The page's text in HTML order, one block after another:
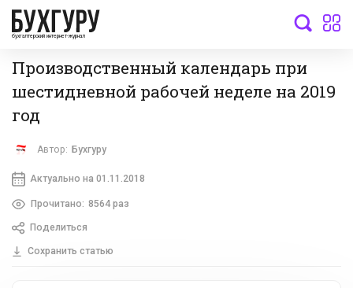
бухгалтерский интернет-журнал
Производственный календарь при
шестидневной рабочей неделе на 2019
год
Автор: Бухгуру
Актуально на 01.11.2018
Прочитано: 8564 раз
Поделиться
Сохранить статью